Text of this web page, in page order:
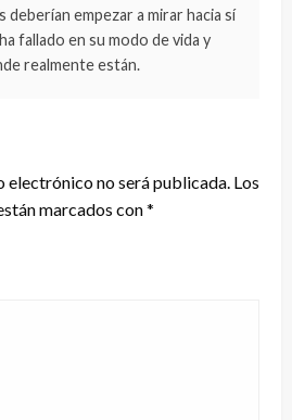
deberían empezar a mirar hacia sí
fallado en su modo de vida y
realmente están.
electrónico no será publicada. Los
marcados con*